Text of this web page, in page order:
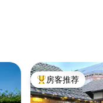
热门「房客推荐」
房客推荐